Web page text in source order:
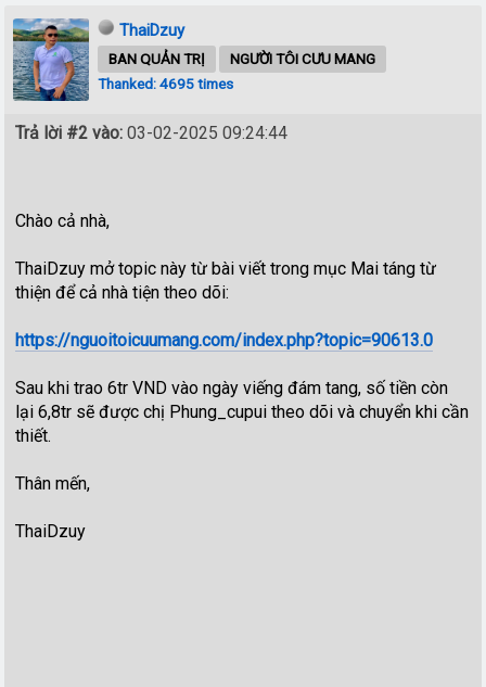
ThaiDzuy
BAN QUẢN TRỊ
NGƯỜI TÔI CƯU MANG
Thanked: 4695 times
Trả lời #2 vào: 03-02-2025 09:24:44
Chào cả nhà,
ThaiDzuy mở topic này từ bài viết trong mục Mai táng từ
thiện để cả nhà tiện theo dõi:
https://nguoitoicuumang.com/index.php?topic=90613.0
Sau khi trao 6tr VND vào ngày viếng đám tang, số tiền còn
lại 6,8tr sẽ được chị Phung_cupui theo dõi và chuyển khi cần
thiết.
Thân mến,
ThaiDzuy